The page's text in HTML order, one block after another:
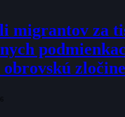
migrantov za